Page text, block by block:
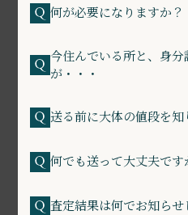
何が必要になりますか？
今住んでいる所と、身
が・・・
送る前に大体の値段を知
何でも送って大丈夫です
査定結果は何でお知らせ